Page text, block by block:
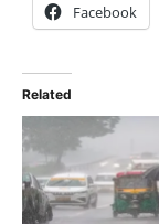
Facebook
Related